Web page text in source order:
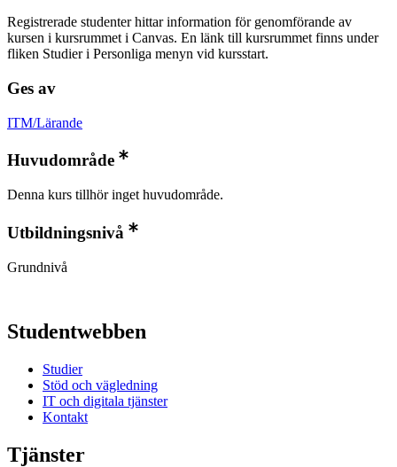
Registrerade studenter hittar information för genomförande av
kursen i kursrummet i Canvas. En länk till kursrummet finns under
fliken Studier i Personliga menyn vid kursstart.
Ges av
ITM/Lärande
Huvudområde
Denna kurs tillhör inget huvudområde.
Utbildningsnivå
Grundnivå
Studentwebben
Studier
Stöd och vägledning
IT och digitala tjänster
Kontakt
Tjänster